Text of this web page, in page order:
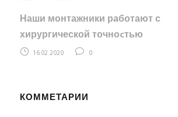
Наши монтажники работают с
хирургической точноcтью
16.02.2020 0
КОММЕТАРИИ